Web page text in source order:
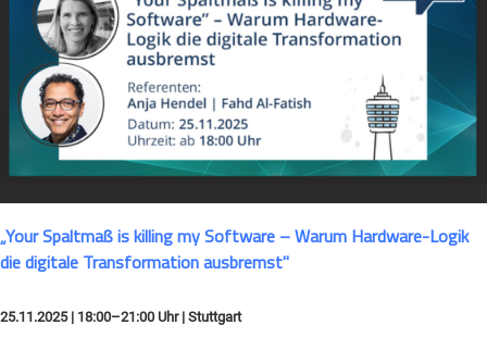
„Your Spaltmaß is killing my Software – Warum Hardware-Logik
die digitale Transformation ausbremst"
25.11.2025 | 18:00–21:00 Uhr | Stuttgart